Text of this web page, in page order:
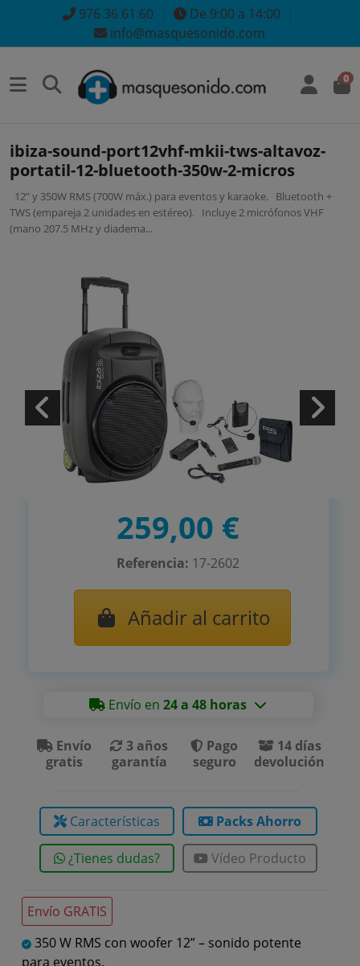
976 36 61 60
De 9:00 a 14:00
info@masquesonido.com
0
ibiza-sound-port12vhf-mkii-tws-altavoz-
portatil-12-bluetooth-350w-2-micros
12” y 350W RMS (700W máx.) para eventos y karaoke. Bluetooth +
TWS (empareja 2 unidades en estéreo). Incluye 2 micrófonos VHF
(mano 207.5 MHz y diadema...
Envío GRATIS
350 W RMS con woofer 12” – sonido potente
para eventos.
259,00 €
Referencia: 17-2602
Añadir al carrito
Envío en24 a 48 horas
Envío
gratis
3 años
garantía
Pago
seguro
14 días
devolución
Características Packs Ahorro
¿Tienes dudas? Vídeo Producto